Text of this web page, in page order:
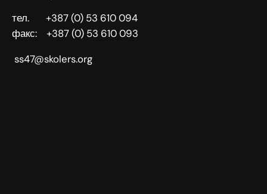
тел. +387 (0) 53 610 094
факс: +387 (0) 53 610 093
ss47@skolers.org